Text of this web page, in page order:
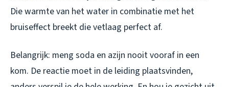
Die warmte van het water in combinatie met het
bruiseffect breekt die vetlaag perfect af.
Belangrijk: meng soda en azijn nooit vooraf in een
kom. De reactie moet in de leiding plaatsvinden,